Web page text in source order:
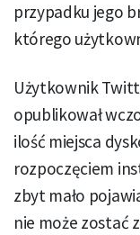
przypadku jego
którego
Użytkownik
opublikował
ilość miejsca
rozpoczęciem
zbyt mało
nie może zostać